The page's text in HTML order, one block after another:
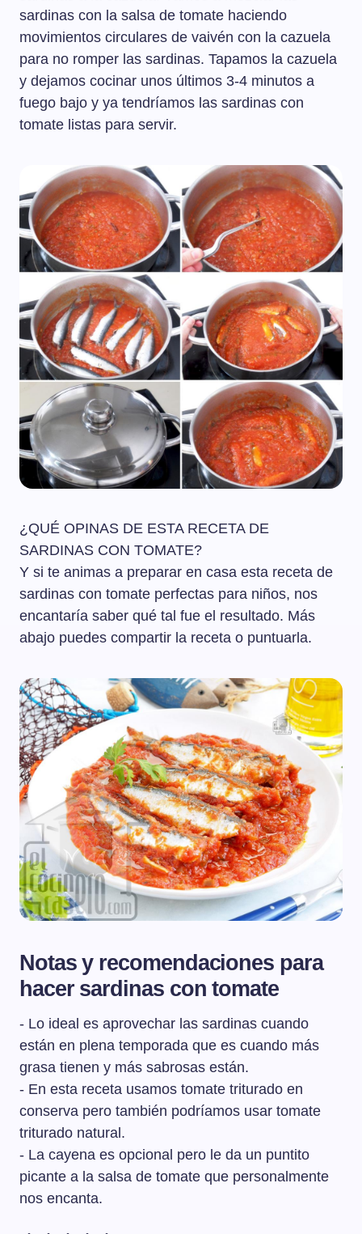
sardinas con la salsa de tomate haciendo
movimientos circulares de vaivén con la cazuela
para no romper las sardinas. Tapamos la cazuela
y dejamos cocinar unos últimos 3-4 minutos a
fuego bajo y ya tendríamos las sardinas con
tomate listas para servir.
¿QUÉ OPINAS DE ESTA RECETA DE
SARDINAS CON TOMATE?
Y si te animas a preparar en casa esta receta de
sardinas con tomate perfectas para niños, nos
encantaría saber qué tal fue el resultado. Más
abajo puedes compartir la receta o puntuarla.
Notas y recomendaciones para
hacer sardinas con tomate
- Lo ideal es aprovechar las sardinas cuando
están en plena temporada que es cuando más
grasa tienen y más sabrosas están.
- En esta receta usamos tomate triturado en
conserva pero también podríamos usar tomate
triturado natural.
- La cayena es opcional pero le da un puntito
picante a la salsa de tomate que personalmente
nos encanta.